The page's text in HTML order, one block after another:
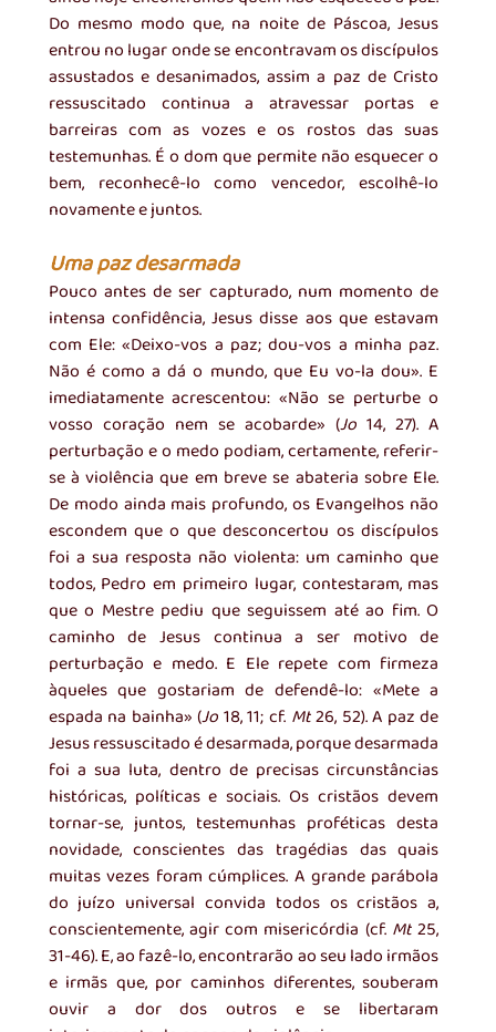
Do mesmo modo que, na noite de Páscoa, Jesus
entrou no lugar onde se encontravam os discípulos
assustados e desanimados, assim a paz de Cristo
ressuscitado continua a atravessar portas e
barreiras com as vozes e os rostos das suas
testemunhas. É o dom que permite não esquecer o
bem, reconhecê-lo como vencedor, escolhê-lo
novamente e juntos.
Uma paz desarmada
Pouco antes de ser capturado, num momento de
intensa confidência, Jesus disse aos que estavam
com Ele: «Deixo-vos a paz; dou-vos a minha paz.
Não é como a dá o mundo, que Eu vo-la dou». E
imediatamente acrescentou: «Não se perturbe o
vosso coração nem se acobarde» (Jo 14, 27). A
perturbação e o medo podiam, certamente, referir-
se à violência que em breve se abateria sobre Ele.
De modo ainda mais profundo, os Evangelhos não
escondem que o que desconcertou os discípulos
foi a sua resposta não violenta: um caminho que
todos, Pedro em primeiro lugar, contestaram, mas
que o Mestre pediu que seguissem até ao fim. O
caminho de Jesus continua a ser motivo de
perturbação e medo. E Ele repete com firmeza
àqueles que gostariam de defendê-lo: «Mete a
espada na bainha» (Jo 18, 11; cf. Mt 26, 52). A paz de
Jesus ressuscitado é desarmada, porque desarmada
foi a sua luta, dentro de precisas circunstâncias
históricas, políticas e sociais. Os cristãos devem
tornar-se, juntos, testemunhas proféticas desta
novidade, conscientes das tragédias das quais
muitas vezes foram cúmplices. A grande parábola
do juízo universal convida todos os cristãos a,
conscientemente, agir com misericórdia (cf. Mt 25,
31-46). E, ao fazê-lo, encontrarão ao seu lado irmãos
e irmãs que, por caminhos diferentes, souberam
ouvir a dor dos outros e se libertaram